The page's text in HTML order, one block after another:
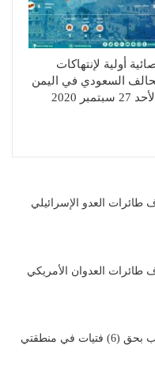
أولية لإنتهاكات
السعودي في اليمن
سبتمبر 2020
طائرات العدو الإسرائيلي
طائرات العدوان الأمريكي
بيان إدانة جريمة الاغتصاب بحق (6) فتيات في منطقتي